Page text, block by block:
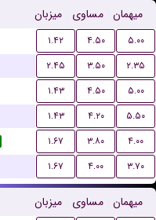
میزبان مساوی میهمان
۱.۴۲ ۴.۵۰
۵.۰۰
۲.۴۵ ۳.۵۰
۲.۳۵
۱.۴۳ ۴.۵۰
۵.۰۰
۱.۴۳ ۴.۲۰
۵.۵۰
۱.۶۷ ۳.۸۰
۴.۰۰
۱.۶۷ ۴.۰۰ ۳.۷۰
میزبان مساوی میهمان